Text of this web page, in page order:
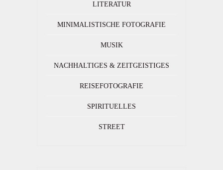
LITERATUR
MINIMALISTISCHE FOTOGRAFIE
MUSIK
NACHHALTIGES & ZEITGEISTIGES
REISEFOTOGRAFIE
SPIRITUELLES
STREET